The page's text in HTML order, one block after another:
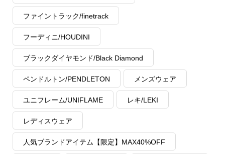
ファイントラック/finetrack
フーディニ/HOUDINI
ブラックダイヤモンド/Black Diamond
ペンドルトン/PENDLETON メンズウェア
ユニフレーム/UNIFLAME レキ/LEKI
レディスウェア
人気ブランドアイテム【限定】MAX40%OFF